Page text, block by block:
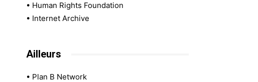
• Human Rights Foundation
• Internet Archive
Ailleurs
• Plan B Network